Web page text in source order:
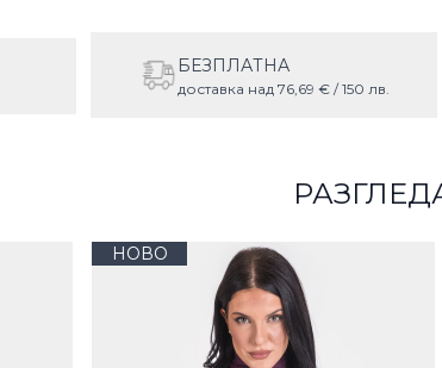
БЕЗПЛАТНА
доставка над 76,69 € / 150 лв.
НОВО